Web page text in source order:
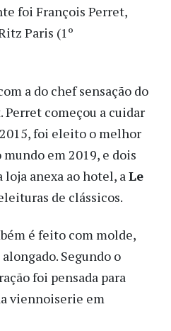
foi François Perret,
Paris (1º
a do chef sensação do
começou a cuidar
foi eleito o melhor
em 2019, e dois
loja anexa ao hotel, aLe
de clássicos.
é feito com molde,
Segundo o
foi pensada para
viennoiserie em